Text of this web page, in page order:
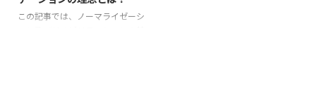
この記事では、ノーマライゼーシ